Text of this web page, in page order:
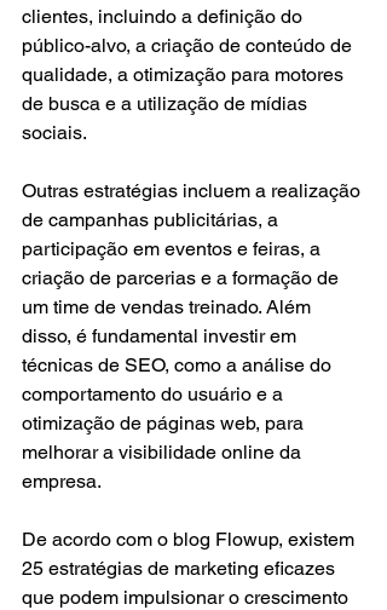
clientes, incluindo a definição do
público-alvo, a criação de conteúdo de
qualidade, a otimização para motores
de busca e a utilização de mídias
sociais.
Outras estratégias incluem a realização
de campanhas publicitárias, a
participação em eventos e feiras, a
criação de parcerias e a formação de
um time de vendas treinado. Além
disso, é fundamental investir em
técnicas de SEO, como a análise do
comportamento do usuário e a
otimização de páginas web, para
melhorar a visibilidade online da
empresa.
De acordo com o blog Flowup, existem
25 estratégias de marketing eficazes
que podem impulsionar o crescimento